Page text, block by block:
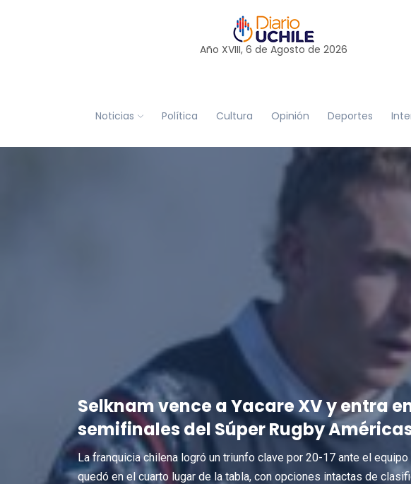
Año XVIII, 6 de Agosto de 2026
Noticias Política Cultura Opinión Deportes
Selknam vence a Yacare XV y entra
semifinales del Súper Rugby
La franquicia chilena logró un triunfo clave por 20-17 ante el
quedó en el cuarto lugar de la tabla, con opciones intactas de